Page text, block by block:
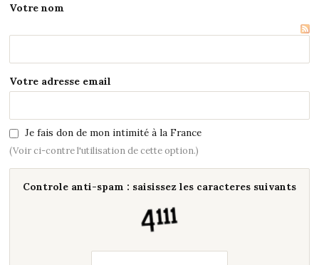
Votre nom
Votre adresse email
Je fais don de mon intimité à la France
(Voir ci-contre l'utilisation de cette option.)
Controle anti-spam : saisissez les caracteres suivants